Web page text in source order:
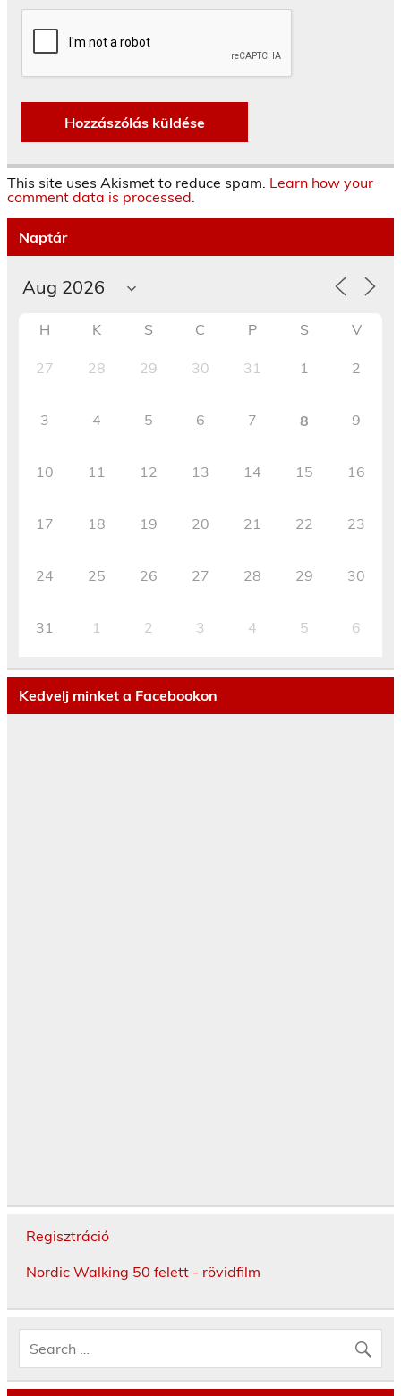
This site uses Akismet to reduce spam. Learn how your
comment data is processed.
Naptár
H K S C P S V
27 28 29 30 31 1 2
3 4 5 6 7 8 9
10 11 12 13 14 15 16
17 18 19 20 21 22 23
24 25 26 27 28 29 30
31 1 2 3 4 5 6
Kedvelj minket a Facebookon
Regisztráció
Nordic Walking 50 felett - rövidfilm